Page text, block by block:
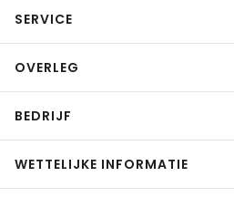
SERVICE
OVERLEG
BEDRIJF
WETTELIJKE INFORMATIE